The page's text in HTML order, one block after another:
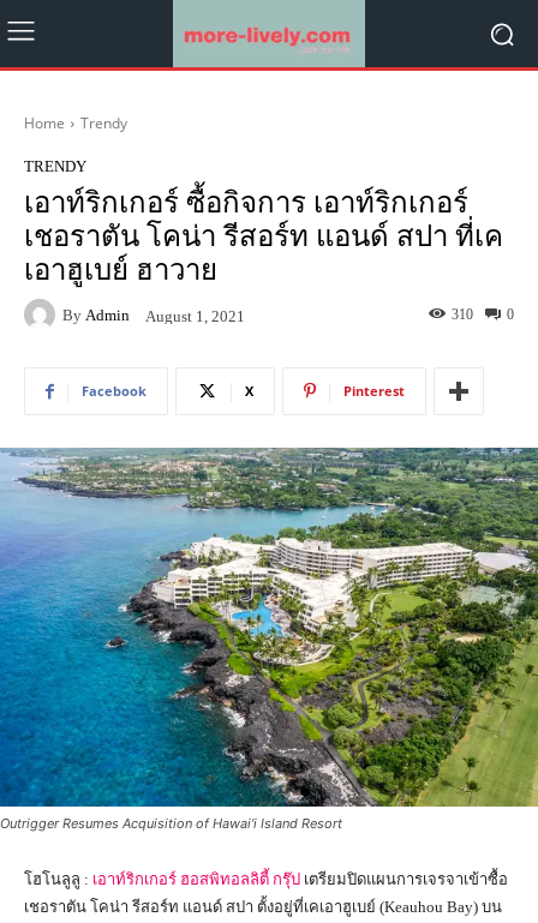
Home Trendy
TRENDY
เอาท์ริกเกอร์ ซื้อกิจการ เอาท์ริกเกอร์
เชอราตัน โคน่า รีสอร์ท แอนด์ สปา ที่เค
เอาฮูเบย์ ฮาวาย
By Admin August 1, 2021 0
310
Facebook X Pinterest
Outrigger Resumes Acquisition of Hawai‘i Island Resort
โฮโนลูลู : เอาท์ริกเกอร์ ฮอสพิทอลลิตี้ กรุ๊ป เตรียมปิดแผนการเจรจาเข้าซื้อ
เชอราตัน โคน่า รีสอร์ท แอนด์ สปา ตั้งอยู่ที่เคเอาฮูเบย์ (Keauhou Bay) บน